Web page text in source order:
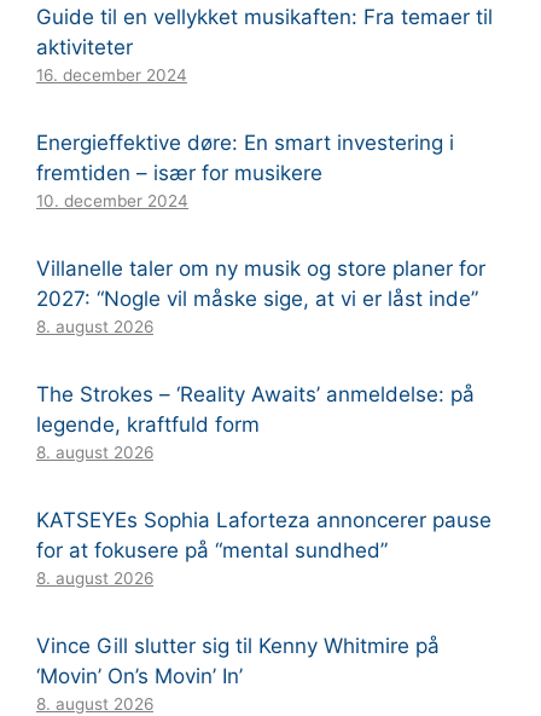
Guide til en vellykket musikaften: Fra temaer til
aktiviteter
16. december 2024
Energieffektive døre: En smart investering i
fremtiden – især for musikere
10. december 2024
Villanelle taler om ny musik og store planer for
2027: “Nogle vil måske sige, at vi er låst inde”
8. august 2026
The Strokes – ‘Reality Awaits’ anmeldelse: på
legende, kraftfuld form
8. august 2026
KATSEYEs Sophia Laforteza annoncerer pause
for at fokusere på “mental sundhed”
8. august 2026
Vince Gill slutter sig til Kenny Whitmire på
‘Movin’ On’s Movin’ In’
8. august 2026